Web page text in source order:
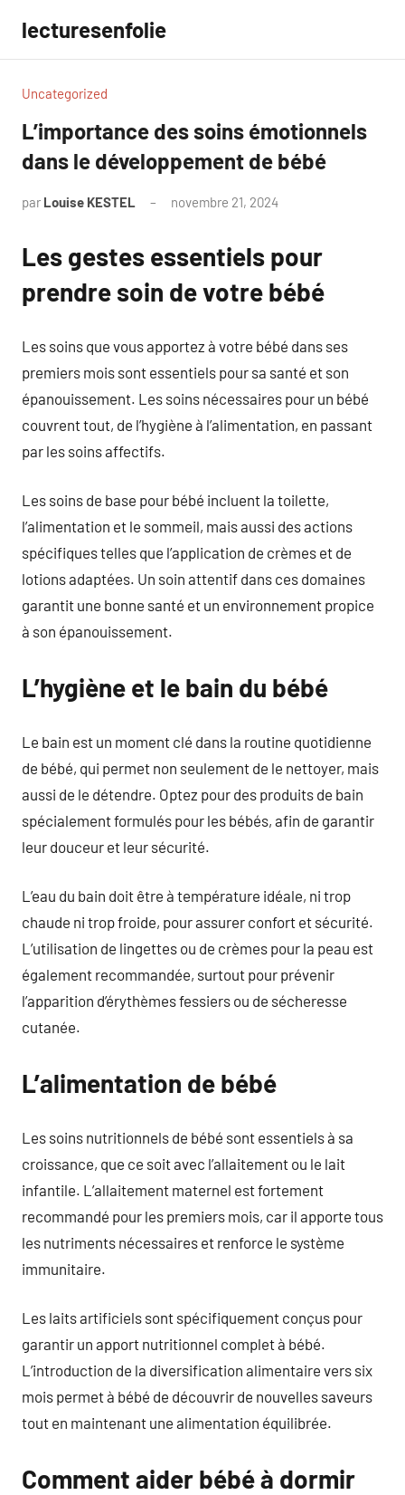
contenu
lecturesenfolie
Uncategorized
L’importance des soins émotionnels
dans le développement de bébé
par Louise KESTEL novembre 21, 2024
Les gestes essentiels pour
prendre soin de votre bébé
Les soins que vous apportez à votre bébé dans ses
premiers mois sont essentiels pour sa santé et son
épanouissement. Les soins nécessaires pour un bébé
couvrent tout, de l’hygiène à l’alimentation, en passant
par les soins affectifs.
Les soins de base pour bébé incluent la toilette,
l’alimentation et le sommeil, mais aussi des actions
spécifiques telles que l’application de crèmes et de
lotions adaptées. Un soin attentif dans ces domaines
garantit une bonne santé et un environnement propice
à son épanouissement.
L’hygiène et le bain du bébé
Le bain est un moment clé dans la routine quotidienne
de bébé, qui permet non seulement de le nettoyer, mais
aussi de le détendre. Optez pour des produits de bain
spécialement formulés pour les bébés, afin de garantir
leur douceur et leur sécurité.
L’eau du bain doit être à température idéale, ni trop
chaude ni trop froide, pour assurer confort et sécurité.
L’utilisation de lingettes ou de crèmes pour la peau est
également recommandée, surtout pour prévenir
l’apparition d’érythèmes fessiers ou de sécheresse
cutanée.
L’alimentation de bébé
Les soins nutritionnels de bébé sont essentiels à sa
croissance, que ce soit avec l’allaitement ou le lait
infantile. L’allaitement maternel est fortement
recommandé pour les premiers mois, car il apporte tous
les nutriments nécessaires et renforce le système
immunitaire.
Les laits artificiels sont spécifiquement conçus pour
garantir un apport nutritionnel complet à bébé.
L’introduction de la diversification alimentaire vers six
mois permet à bébé de découvrir de nouvelles saveurs
tout en maintenant une alimentation équilibrée.
Comment aider bébé à dormir